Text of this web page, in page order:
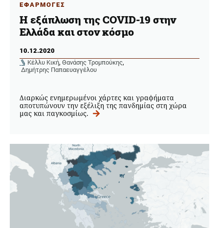
ΕΦΑΡΜΟΓΕΣ
Η εξάπλωση της COVID-19 στην
Ελλάδα και στον κόσμο
10.12.2020
Κέλλυ Κική, Θανάσης Τρομπούκης,
Δημήτρης Παπαευαγγέλου
Διαρκώς ενημερωμένοι χάρτες και γραφήματα
αποτυπώνουν την εξέλιξη της πανδημίας στη χώρα
μας και παγκοσμίως.